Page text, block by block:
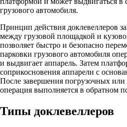
грузового автомобиля.
Принцип действия доклевеллеров
между грузовой площадкой и
позволяет быстро и безопасно
парковки грузового автомобиля
и выдвигает аппарель. Затем
соприкосновения аппарели с
После завершения погрузочных или
операция выполняется в обратном
Типы доклевеллеров